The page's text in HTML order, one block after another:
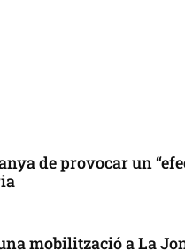
de provocar un
mobilització a La